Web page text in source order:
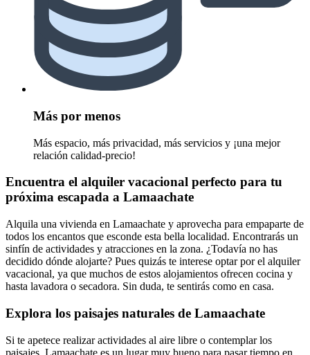
Más por menos
Más espacio, más privacidad, más servicios y ¡una mejor
relación calidad-precio!
Encuentra el alquiler vacacional perfecto para tu
próxima escapada a Lamaachate
Alquila una vivienda en Lamaachate y aprovecha para empaparte de
todos los encantos que esconde esta bella localidad. Encontrarás un
sinfín de actividades y atracciones en la zona. ¿Todavía no has
decidido dónde alojarte? Pues quizás te interese optar por el alquiler
vacacional, ya que muchos de estos alojamientos ofrecen cocina y
hasta lavadora o secadora. Sin duda, te sentirás como en casa.
Explora los paisajes naturales de Lamaachate
Si te apetece realizar actividades al aire libre o contemplar los
paisajes, Lamaachate es un lugar muy bueno para pasar tiempo en